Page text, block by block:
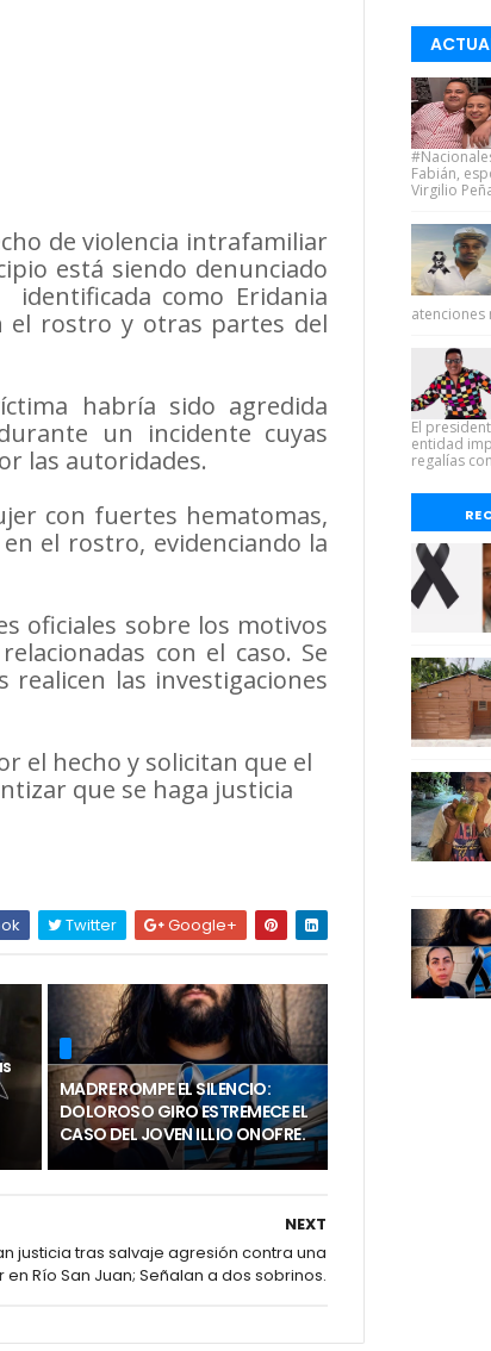
de violencia intrafamiliar
está siendo denunciado
como Eridania
el rostro y otras partes del
habría sido agredida
un incidente cuyas
las autoridades.
con fuertes hematomas,
el rostro, evidenciando la
oficiales sobre los motivos
con el caso. Se
las investigaciones
el hecho y solicitan que el
que se haga justicia
Twitter Google+
MADRE ROMPE EL SILENCIO:
DOLOROSO GIRO ESTREMECE EL
CASO DEL JOVEN ILLIO ONOFRE.
NEXT
justicia tras salvaje agresión contra una
en Río San Juan; Señalan a dos sobrinos.
Fabián,
Virgilio
atenciones
El
entidad
regalías